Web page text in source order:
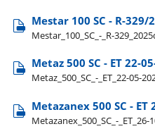
Mestar 100 SC - R-
Mestar​_100​_SC​_-​_R-
Metaz 500 SC - ET 22-
Metaz​_500​_SC​_-​_ET​_22-05-
Metazanex 500 SC - ET
Metazanex​_500​_SC​_-​_ET​_26-